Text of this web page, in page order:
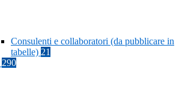
Consulenti e collaboratori (da pubblicare in
tabelle) 21
290